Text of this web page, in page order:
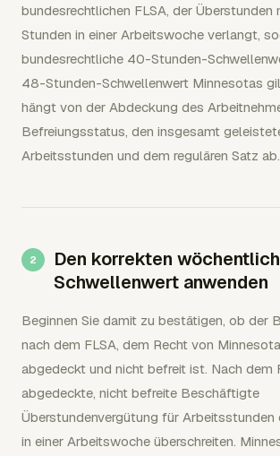
bundesrechtlichen FLSA, der Überstunden
Stunden in einer Arbeitswoche verlangt,
bundesrechtliche 40-Stunden-
48-Stunden-Schwellenwert Minnesotas
hängt von der Abdeckung des
Befreiungsstatus, den insgesamt
Arbeitsstunden und dem regulären Satz ab.
Den korrekten
Schwellenwert anwenden
Beginnen Sie damit zu bestätigen, ob der
nach dem FLSA, dem Recht von
abgedeckt und nicht befreit ist. Nach dem
abgedeckte, nicht befreite Beschäftigte
Überstundenvergütung für Arbeitsstunden
in einer Arbeitswoche überschreiten.